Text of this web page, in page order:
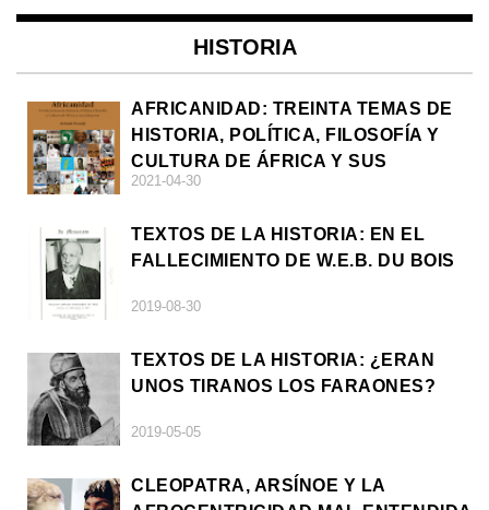
HISTORIA
AFRICANIDAD: TREINTA TEMAS DE
HISTORIA, POLÍTICA, FILOSOFÍA Y
CULTURA DE ÁFRICA Y SUS
DIÁSPORAS
2021-04-30
TEXTOS DE LA HISTORIA: EN EL
FALLECIMIENTO DE W.E.B. DU BOIS
2019-08-30
TEXTOS DE LA HISTORIA: ¿ERAN
UNOS TIRANOS LOS FARAONES?
2019-05-05
CLEOPATRA, ARSÍNOE Y LA